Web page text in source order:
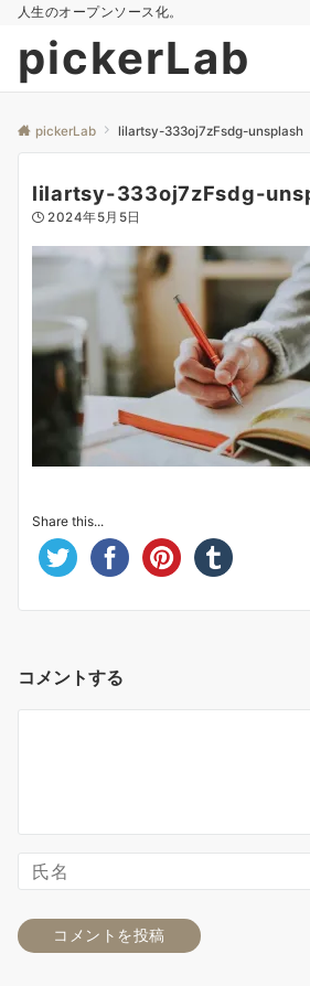
人生のオープンソース化。
pickerLab
pickerLab lilartsy-333oj7zFsdg-unsplash
lilartsy-333oj7zFsdg-
2024年5月5日
Share this...
コメントする